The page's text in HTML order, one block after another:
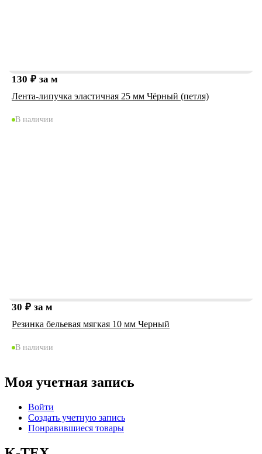
130 ₽ за м
Лента-липучка эластичная 25 мм Чёрный (петля)
В наличии
30 ₽ за м
Резинка бельевая мягкая 10 мм Черный
В наличии
Моя учетная запись
Войти
Создать учетную запись
Понравившиеся товары